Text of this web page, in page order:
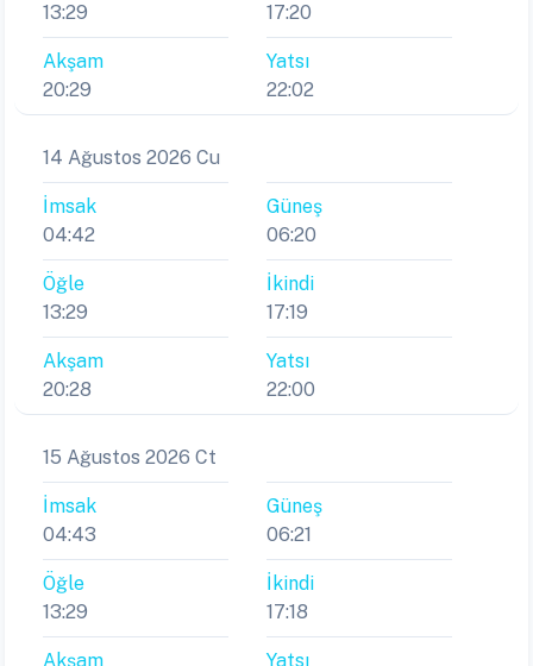
13:29
17:20
Akşam
20:29
Yatsı
22:02
14 Ağustos 2026 Cu
İmsak
04:42
Güneş
06:20
Öğle
13:29
İkindi
17:19
Akşam
20:28
Yatsı
22:00
15 Ağustos 2026 Ct
İmsak
04:43
Güneş
06:21
Öğle
13:29
İkindi
17:18
Akşam
Yatsı